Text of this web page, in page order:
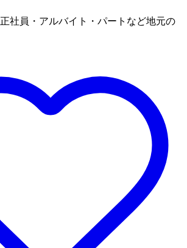
正社員・アルバイト・パートなど地元の